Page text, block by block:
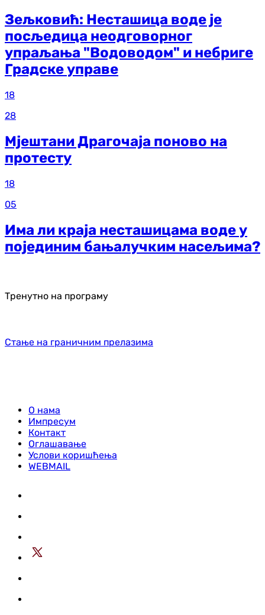
Зељковић: Несташица воде је
посљедица неодговорног
упраљања "Водоводом" и небриге
Градске управе
18
28
Мјештани Драгочаја поново на
протесту
18
05
Има ли краја несташицама воде у
појединим бањалучким насељима?
Тренутно на програму
Стање на граничним прелазима
О нама
Импресум
Контакт
Оглашавање
Услови коришћења
WEBMAIL